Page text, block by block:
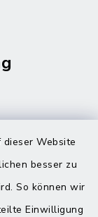
Website
besser zu
So können wir
Einwilligung